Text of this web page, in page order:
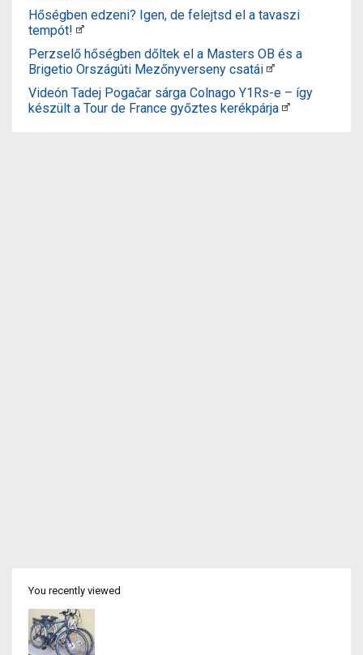
Hőségben edzeni? Igen, de felejtsd el a tavaszi
tempót!
Perzselő hőségben dőltek el a Masters OB és a
Brigetio Országúti Mezőnyverseny csatái
Videón Tadej Pogačar sárga Colnago Y1Rs-e – így
készült a Tour de France győztes kerékpárja
You recently viewed